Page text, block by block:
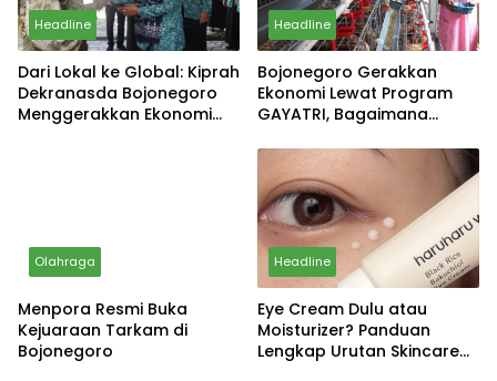
Headline
Dari Lokal ke Global: Kiprah
Dekranasda Bojonegoro
Menggerakkan Ekonomi
Headline
Bojonegoro Gerakkan
Ekonomi Lewat Program
GAYATRI, Bagaimana
Olahraga
Menpora Resmi Buka
Kejuaraan Tarkam di
Bojonegoro
Headline
Eye Cream Dulu atau
Moisturizer? Panduan
Lengkap Urutan Skincare